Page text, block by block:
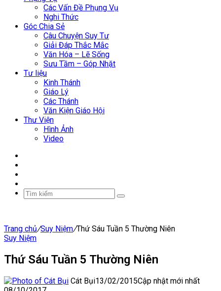
Các Vấn Đề Phụng Vụ
Nghi Thức
Góc Chia Sẻ
Câu Chuyện Suy Tư
Giải Đáp Thắc Mắc
Văn Hóa – Lẽ Sống
Sưu Tầm – Góp Nhặt
Tư liệu
Kinh Thánh
Giáo Lý
Các Thánh
Văn Kiện Giáo Hội
Thư Viện
Hình Ảnh
Video
Tìm
Trang chủ/Suy Niệm/Thứ Sáu Tuần 5 Thường Niên
Suy Niệm
Thứ Sáu Tuần 5 Thường Niên
Cát Bụi13/02/2015Cập nhật mới nhất